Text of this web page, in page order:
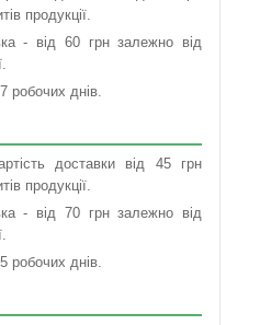
продукції.
- від 60 грн залежно від
робочих днів.
доставки від 45 грн
продукції.
- від 70 грн залежно від
робочих днів.